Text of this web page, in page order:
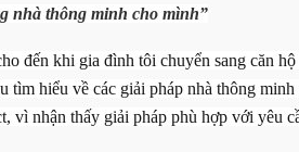
nhà thông minh cho mình”
đến khi gia đình tôi chuyển sang căn
hiểu về các giải pháp nhà thông
vì nhận thấy giải pháp phù hợp với yêu